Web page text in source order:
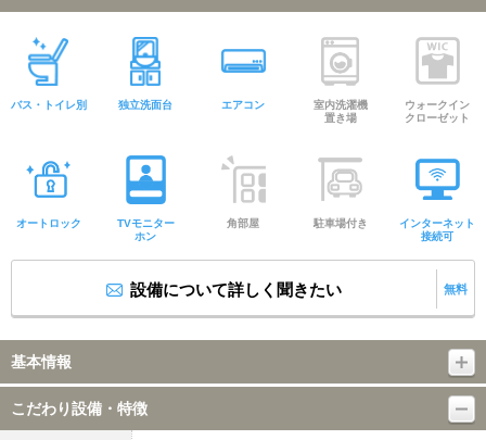
バス・トイレ別 独立洗面台 エアコン
室内洗濯機
置き場
ウォークイン
クローゼット
オートロック
TVモニター
ホン
角部屋 駐車場付き
インターネット
接続可
設備について詳しく聞きたい 無料
基本情報
こだわり設備・特徴